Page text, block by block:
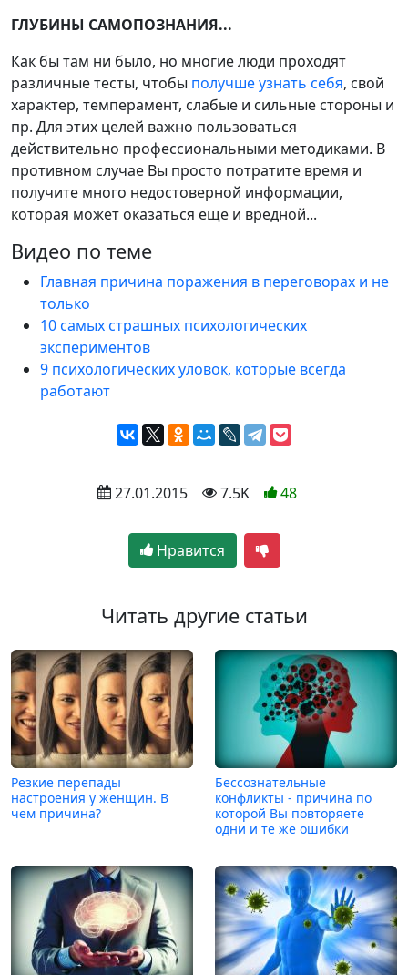
ГЛУБИНЫ САМОПОЗНАНИЯ...
Как бы там ни было, но многие люди проходят
различные тесты, чтобы получше узнать себя, свой
характер, темперамент, слабые и сильные стороны и
пр. Для этих целей важно пользоваться
действительно профессиональными методиками. В
противном случае Вы просто потратите время и
получите много недостоверной информации,
которая может оказаться еще и вредной...
Видео по теме
Главная причина поражения в переговорах и не
только
10 самых страшных психологических
экспериментов
9 психологических уловок, которые всегда
работают
27.01.2015 7.5K 48
Нравится
Читать другие статьи
Резкие перепады
настроения у женщин. В
чем причина?
Бессознательные
конфликты - причина по
которой Вы повторяете
одни и те же ошибки